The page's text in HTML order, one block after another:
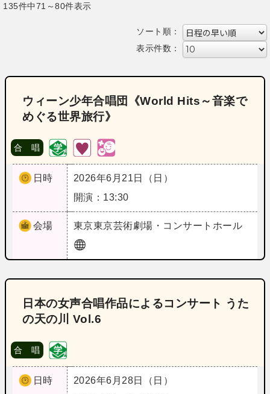
135件中71～80件表示
ソート順：
表示件数：
ウィーン少年合唱団《World Hits～音楽で
めぐる世界旅行》
合 唱
日時
2026年6月21日（日）
開演：13:30
会場 東京東京芸術劇場・コンサートホール
日本の女声合唱作品によるコンサート うた
の天の川 Vol.6
合 唱
日時
2026年6月28日（日）